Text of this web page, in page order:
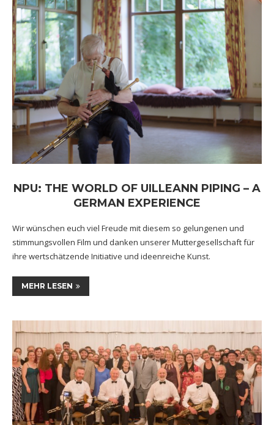
NPU: THE WORLD OF UILLEANN PIPING – A
GERMAN EXPERIENCE
Wir wünschen euch viel Freude mit diesem so gelungenen und
stimmungsvollen Film und danken unserer Muttergesellschaft für
ihre wertschätzende Initiative und ideenreiche Kunst.
MEHR LESEN